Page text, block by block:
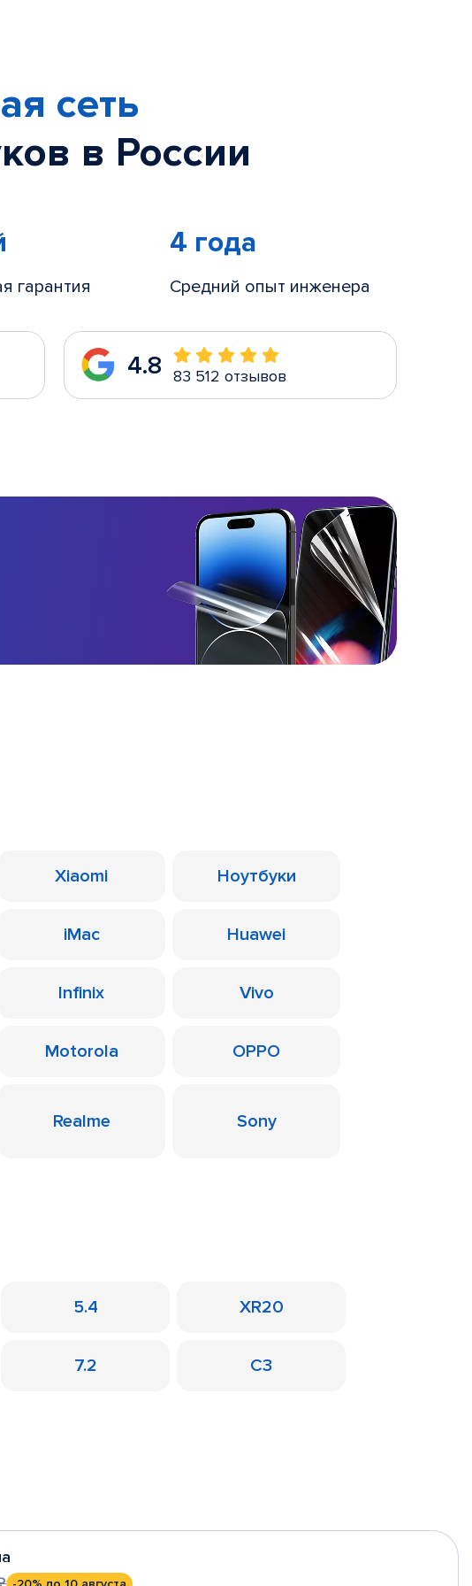
сеть
в России
гарантия
4 года
Средний опыт инженера
4.8 83 512 отзывов
Xiaomi Ноутбуки
iMac Huawei
Infinix Vivo
Motorola OPPO
Realme Sony
5.4 XR20
7.2 C3